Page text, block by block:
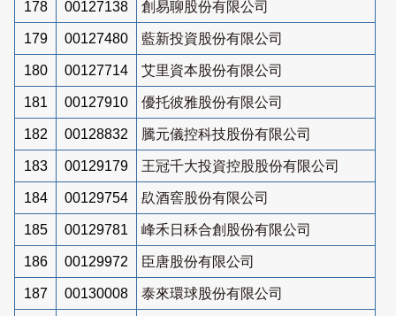
178 00127138 創易聊股份有限公司
179 00127480 藍新投資股份有限公司
180 00127714 艾里資本股份有限公司
181 00127910 優托彼雅股份有限公司
182 00128832 騰元儀控科技股份有限公司
183 00129179 王冠千大投資控股股份有限公司
184 00129754 镹酒窖股份有限公司
185 00129781 峰禾日秝合創股份有限公司
186 00129972 臣唐股份有限公司
187 00130008 泰來環球股份有限公司